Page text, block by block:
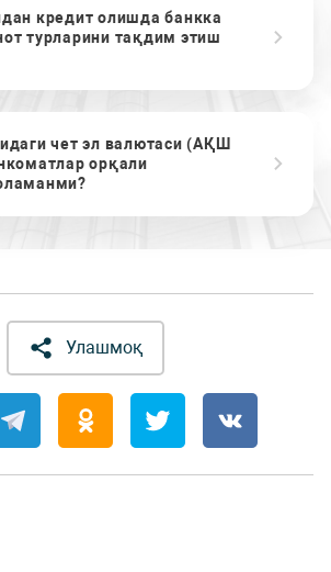
кредит олишда банкка
турларини тақдим этиш
чет эл валютаси (АҚШ
орқали
Улашмоқ